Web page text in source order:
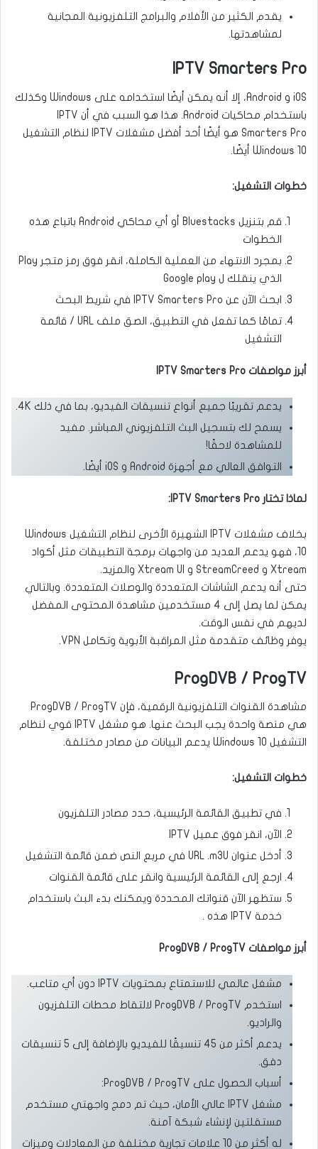
يقدم الكثير من الأفلام والبرامج التلفزيونية المجانية
لمشاهدتها.
IPTV Smarters Pro
iOS و Android، إلا أنه يمكن أيضًا استخدامه على Windows وكذلك
باستخدام محاكيات Android. هذا هو السبب في أن IPTV
Smarters Pro هو أيضًا أحد أفضل مشغلات IPTV لنظام التشغيل
Windows 10 أيضًا.
خطوات التشغيل:
قم بتنزيل Bluestacks أو أي محاكي Android باتباع هذه
الخطوات
بمجرد الانتهاء من العملية الكاملة، انقر فوق رمز متجر Play
الذي ينقلك ل Google play
ابحث الآن عن IPTV Smarters Pro في شريط البحث
تمامًا كما تفعل في التطبيق، الصق ملف URL / قائمة
التشغيل
أبرز مواصفات IPTV Smarters Pro
يدعم تقريبًا جميع أنواع تنسيقات الفيديو، بما في ذلك 4K.
يسمح لك بتسجيل البث التلفزيوني المباشر. مفيد
للمشاهدة لاحقًا!
التوافق العالي مع أجهزة Android و iOS أيضًا.
لماذا تختار IPTV Smarters Pro:
بخلاف مشغلات IPTV الشهيرة الأخرى لنظام التشغيل Windows
10، فهو يدعم العديد من واجهات برمجة التطبيقات مثل أكواد
Xtream و StreamCreed و Xtream UI والمزيد.
حتى أنه يدعم الشاشات المتعددة والوصلات المتعددة. وبالتالي
يمكن لما يصل إلى 4 مستخدمين مشاهدة المحتوى المفضل
لديهم في نفس الوقت.
يوفر وظائف متقدمة مثل المراقبة الأبوية وتكامل VPN.
ProgDVB / ProgTV
مشاهدة القنوات التلفزيونية الرقمية، فإن ProgDVB / ProgTV
هي منصة واحدة يجب البحث عنها. هو مشغل IPTV قوي لنظام
التشغيل Windows 10 يدعم البيانات من مصادر مختلفة.
خطوات التشغيل:
في تطبيق القائمة الرئيسية، حدد مصادر التلفزيون
الآن، انقر فوق عميل IPTV
أدخل عنوان URL .m3U في مربع النص ضمن قائمة التشغيل
ارجع إلى القائمة الرئيسية وانقر على قائمة القنوات
ستظهر الآن قنواتك المحددة ويمكنك بدء البث باستخدام
خدمة IPTV هذه .
أبرز مواصفات ProgDVB / ProgTV
مشغل عالمي للاستمتاع بمحتويات IPTV دون أي متاعب.
استخدم ProgDVB / ProgTV لالتقاط محطات التلفزيون
والراديو.
يدعم أكثر من 45 تنسيقًا للفيديو بالإضافة إلى 5 تنسيقات
دفق.
أسباب الحصول على ProgDVB / ProgTV:
مشغل IPTV عالي الأمان، حيث تم دمج واجهتي مستخدم
مستقلتين لإنشاء شبكة آمنة.
له أكثر من 10 علامات تجارية مختلفة من المعادلات وميزات